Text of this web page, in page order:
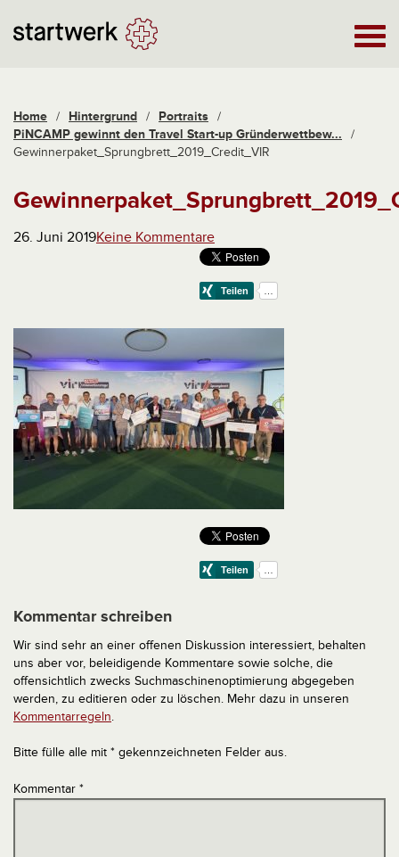
Home / Hintergrund / Portraits /
PiNCAMP gewinnt den Travel Start-up Gründerwettbew...
/
Gewinnerpaket_Sprungbrett_2019_Credit_VIR
26. Juni 2019Keine Kommentare
Kommentar schreiben
Wir sind sehr an einer offenen Diskussion interessiert, behalten
uns aber vor, beleidigende Kommentare sowie solche, die
offensichtlich zwecks Suchmaschinenoptimierung abgegeben
werden, zu editieren oder zu löschen. Mehr dazu in unseren
Kommentarregeln.
Bitte fülle alle mit * gekennzeichneten Felder aus.
Kommentar *